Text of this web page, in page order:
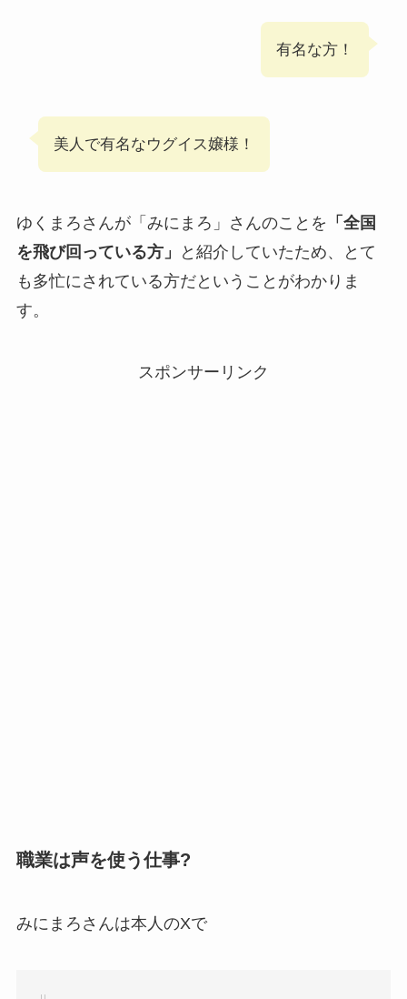
有名な方！
美人で有名なウグイス嬢様！
ゆくまろさんが「みにまろ」さんのことを 「全国
を飛び回っている方」
と紹介していたため、とて
も多忙にされている方だということがわかりま
す。
スポンサーリンク
職業は声を使う仕事?
みにまろさんは本人のXで